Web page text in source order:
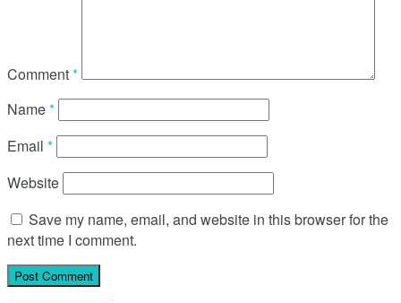
Comment*
Name*
Email *
Website
Save my name, email, and website in this browser for the
next time I comment.